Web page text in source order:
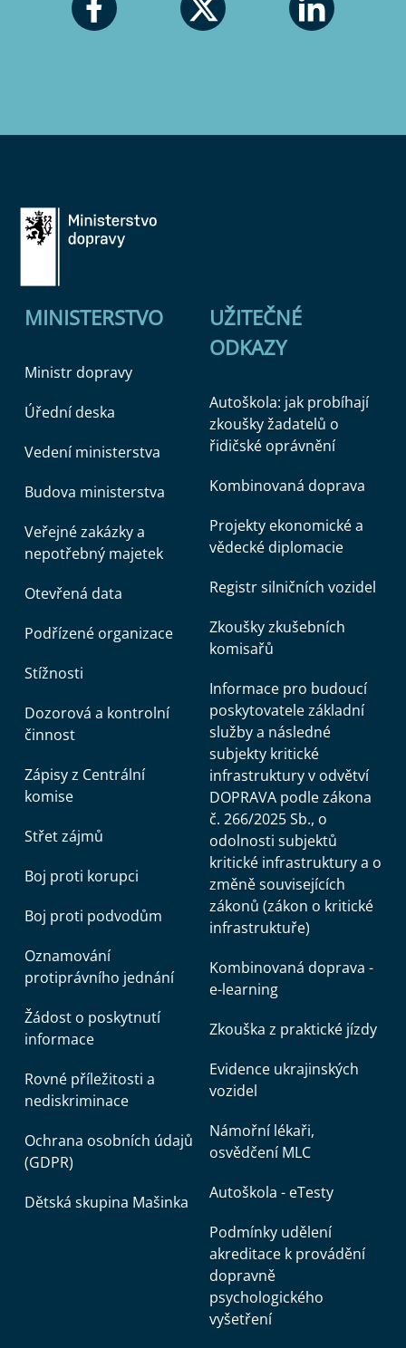
MINISTERSTVO
Ministr dopravy
Úřední deska
Vedení ministerstva
Budova ministerstva
Veřejné zakázky a
nepotřebný majetek
Otevřená data
Podřízené organizace
Stížnosti
Dozorová a kontrolní
činnost
Zápisy z Centrální
komise
Střet zájmů
Boj proti korupci
Boj proti podvodům
Oznamování
protiprávního jednání
Žádost o poskytnutí
informace
Rovné příležitosti a
nediskriminace
Ochrana osobních údajů
(GDPR)
Dětská skupina Mašinka
UŽITEČNÉ
ODKAZY
Autoškola: jak probíhají
zkoušky žadatelů o
řidičské oprávnění
Kombinovaná doprava
Projekty ekonomické a
vědecké diplomacie
Registr silničních vozidel
Zkoušky zkušebních
komisařů
Informace pro budoucí
poskytovatele základní
služby a následné
subjekty kritické
infrastruktury v odvětví
DOPRAVA podle zákona
č. 266/2025 Sb., o
odolnosti subjektů
kritické infrastruktury a o
změně souvisejících
zákonů (zákon o kritické
infrastruktuře)
Kombinovaná doprava -
e-learning
Zkouška z praktické jízdy
Evidence ukrajinských
vozidel
Námořní lékaři,
osvědčení MLC
Autoškola - eTesty
Podmínky udělení
akreditace k provádění
dopravně
psychologického
vyšetření